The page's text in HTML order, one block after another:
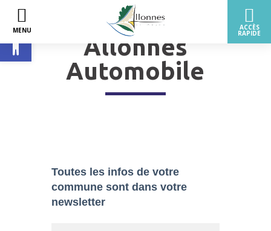
Ouvrir la barre d’outils
Allonnes
Automobile
Toutes les infos de votre
commune sont dans votre
newsletter